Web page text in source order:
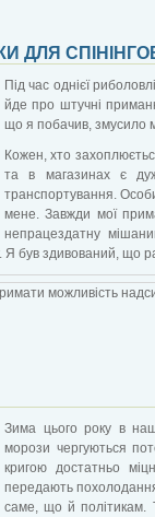
ДЛЯ
Під час однієї
йде про штучні
що я побачив, змусило
Кожен, хто
та в магазинах є
транспортування.
мене. Завжди мої
непрацездатну
Я був здивований, що
можливість
Зима цього року в
морози чергуються
кригою достатньо
передають
саме, що й політикам.